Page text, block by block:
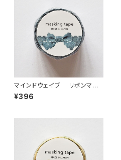
マインドウェイブ リボンマス
キングテープ ダイカット95587
デニム ブルー
¥396